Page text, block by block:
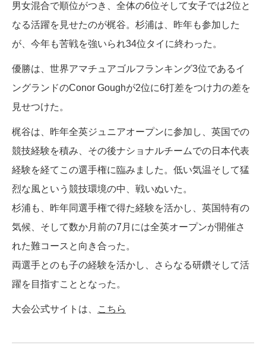
男女混合で順位がつき、全体の6位そして女子では2位と
なる活躍を見せたのが梶谷。杉浦は、昨年も参加した
が、今年も苦戦を強いられ34位タイに終わった。
優勝は、世界アマチュアゴルフランキング3位であるイ
ングランドのConor Goughが2位に6打差をつけ力の差を
見せつけた。
梶谷は、昨年全英ジュニアオープンに参加し、英国での
競技経験を積み、その後ナショナルチームでの日本代表
経験を経てこの選手権に臨みました。低い気温そして猛
烈な風という競技環境の中、戦いぬいた。
杉浦も、昨年同選手権で得た経験を活かし、英国特有の
気候、そして数か月前の7月には全英オープンが開催さ
れた難コースと向き合った。
両選手とのも子の経験を活かし、さらなる研鑽そして活
躍を目指すこととなった。
大会公式サイトは、 こちら